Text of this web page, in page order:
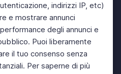
indirizzi IP, etc)
e mostrare annunci
degli annunci e
Puoi liberamente
il tuo consenso senza
Per saperne di più